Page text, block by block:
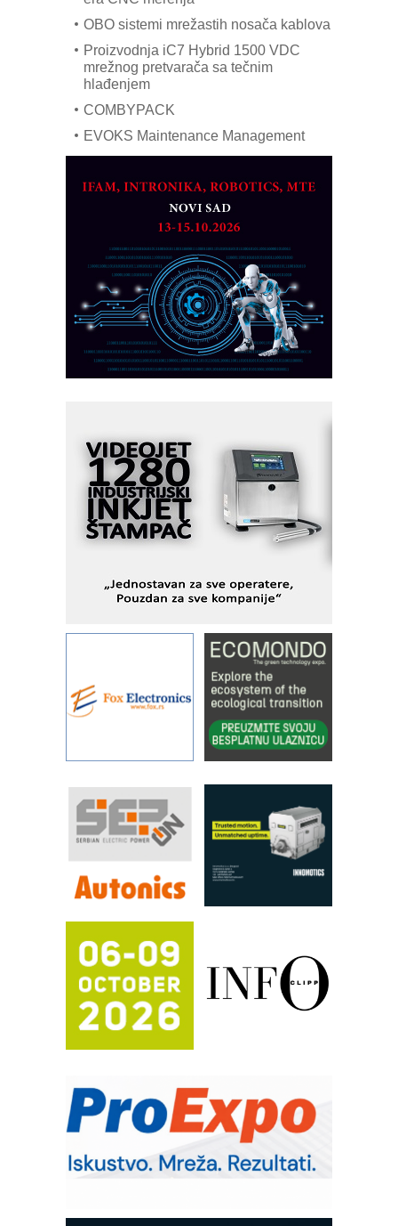
OBO sistemi mrežastih nosača kablova
Proizvodnja iC7 Hybrid 1500 VDC
mrežnog pretvarača sa tečnim
hlađenjem
COMBYPACK
EVOKS Maintenance Management
na viši nivo
Detekcija različitih oblika
MAREX - Lim i mašine za savremena
rešenja
Marcom-plast d.o.o.- vaš pouzdan
partner
CTO - Prilagodite svoju toplinsku
obradu!
Razvoj asortimanskog pravca MINI-
PLC AKYTEC
MOTOMAN – NEXT-Robotika vođena
veštačkom inteligencijom
I.SAFE MOBILE revolucioniše
industrijsku automatizaciju
pionirskimmobile operator PANEL-OM
Fleksibilno stezanje i brzo
KIP KOP – napredna rešenja za
savremene industrijske i logističke
Alba d.o.o. – 35 godina preciznosti u
metrologiji i pametnim dozirnim
rešenjima
IBeRTIM - oprema za ispitivanje
STAUFF – Komponente koje
sistema
YAMADA pumpe – japanska
pouzdanost u transferu fluida
Filtration Group Industrial – Napredna
rešenja za filtraciju u hidrauličkim i
procesnim sistemima
FANUC: Najbolje za vašu pametnu
automatizaciju
Efikasno upravljanje energijom
Automatizacija pakovanja · Display
(Shelf-Ready) omotnice
Potpuna efikasnost bez složenih
Trajna oznaka kao dugoročna korist
Bezbednost na prvom mestu!
IB BLUMENAUER - više od 40 godina
poverenja u industriji